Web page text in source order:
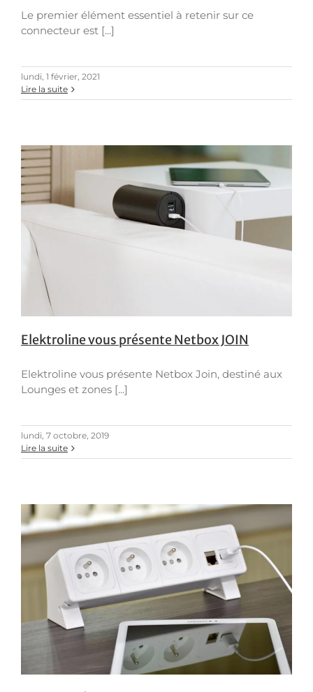
Le premier élément essentiel à retenir sur ce
connecteur est [...]
lundi, 1 février, 2021
Lire la suite
Elektroline vous présente Netbox JOIN
Elektroline vous présente Netbox Join, destiné aux
Lounges et zones [...]
lundi, 7 octobre, 2019
Lire la suite